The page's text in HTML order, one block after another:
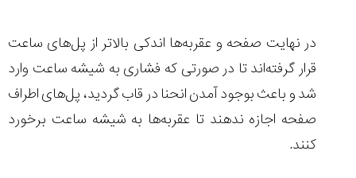
در نهایت صفحه و عقربه‌ها اندکی بالاتر از پل‌های ساعت
قرار گرفته‌اند تا در صورتی که فشاری به شیشه ساعت وارد
شد و باعث بوجود آمدن انحنا در قاب گردید، پل‌های اطراف
صفحه اجازه ندهند تا عقربه‌ها به شیشه ساعت برخورد
کنند.